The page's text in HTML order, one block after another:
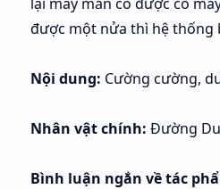
được một nửa thì hệ thống
Nội dung: Cường cường,
Nhân vật chính: Đường Du
Bình luận ngắn về tác